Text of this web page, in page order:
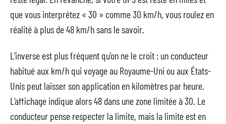
que vous interprétez « 30 » comme 30 km/h, vous roulez en
réalité à plus de 48 km/h sans le savoir.
L’inverse est plus fréquent qu’on ne le croit : un conducteur
habitué aux km/h qui voyage au Royaume-Uni ou aux États-
Unis peut laisser son application en kilomètres par heure.
L’affichage indique alors 48 dans une zone limitée à 30. Le
conducteur pense respecter la limite, mais la limite est en